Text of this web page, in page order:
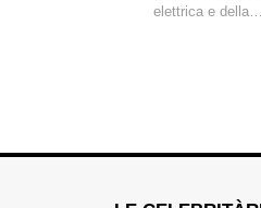
elettrica e della…